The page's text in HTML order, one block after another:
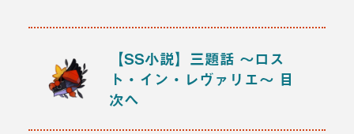
【SS小説】三題話 ～ロス
ト・イン・レヴァリエ～ 目
次へ